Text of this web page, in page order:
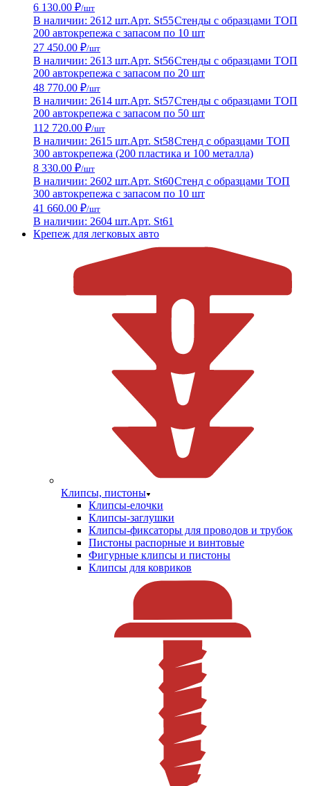
6 130.00 ₽/шт
В наличии: 2612 шт.Арт. St55Стенды с образцами ТОП
200 автокрепежа с запасом по 10 шт
27 450.00 ₽/шт
В наличии: 2613 шт.Арт. St56Стенды с образцами ТОП
200 автокрепежа с запасом по 20 шт
48 770.00 ₽/шт
В наличии: 2614 шт.Арт. St57Стенды с образцами ТОП
200 автокрепежа с запасом по 50 шт
112 720.00 ₽/шт
В наличии: 2615 шт.Арт. St58Стенд с образцами ТОП
300 автокрепежа (200 пластика и 100 металла)
8 330.00 ₽/шт
В наличии: 2602 шт.Арт. St60Стенд с образцами ТОП
300 автокрепежа с запасом по 10 шт
41 660.00 ₽/шт
В наличии: 2604 шт.Арт. St61
Крепеж для легковых авто
Клипсы, пистоны
Клипсы-елочки
Клипсы-заглушки
Клипсы-фиксаторы для проводов и трубок
Пистоны распорные и винтовые
Фигурные клипсы и пистоны
Клипсы для ковриков